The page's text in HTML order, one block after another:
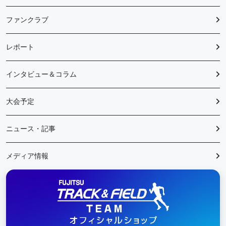
ファンクラブ
レポート
インタビュー＆コラム
大会予定
ニュース・記事
メディア情報